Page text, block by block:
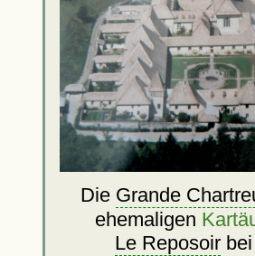
Die Grande
ehemaligen
Le Reposoir